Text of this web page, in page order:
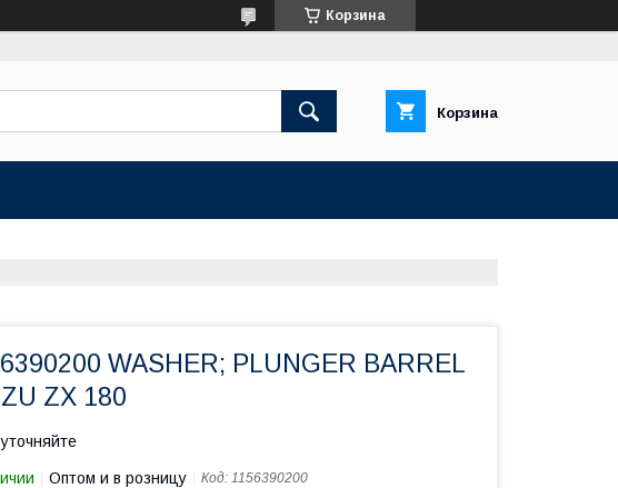
Корзина
Корзина
WASHER; PLUNGER BARREL
ZX 180
Оптом и в розницу Код: 1156390200